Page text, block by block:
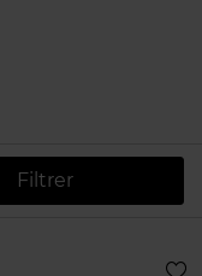
Filtrer